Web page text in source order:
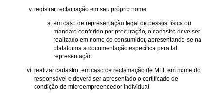
registrar reclamação em seu próprio nome:
em caso de representação legal de pessoa física ou
mandato conferido por procuração, o cadastro deve ser
realizado em nome do consumidor, apresentando-se na
plataforma a documentação específica para tal
representação
realizar cadastro, em caso de reclamação de MEI, em nome do
responsável e deverá ser apresentado o certificado de
condição de microempreendedor individual